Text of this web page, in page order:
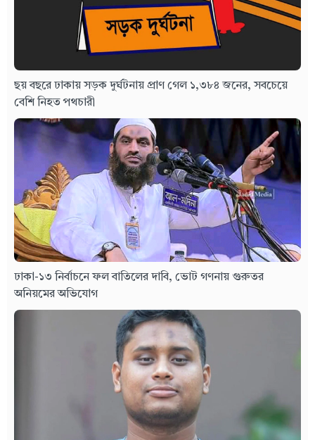
ছয় বছরে ঢাকায় সড়ক দুর্ঘটনায় প্রাণ গেল ১,৩৮৪ জনের, সবচেয়ে
বেশি নিহত পথচারী
ঢাকা-১৩ নির্বাচনে ফল বাতিলের দাবি, ভোট গণনায় গুরুতর
অনিয়মের অভিযোগ